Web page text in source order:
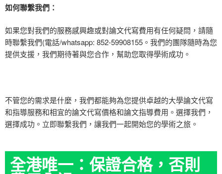
如何聯繫我們：
如果您對我們的服務感興趣或對論文代寫費用有任何疑問，請隨
時聯繫我們(電話/whatsapp: 852-59908155 。我們的團隊隨時為您
提供支援，我們期待著與您合作，幫助您取得學術成功。
不管您的需求是什麼，我們都能夠為您提供卓越的大學論文代寫
和指導服務和相宜的論文代寫價格和論文指導費用。選擇我們，
選擇成功。立即聯繫我們，讓我們一起開始您的學術之旅。
全港唯一：保證合格，否則